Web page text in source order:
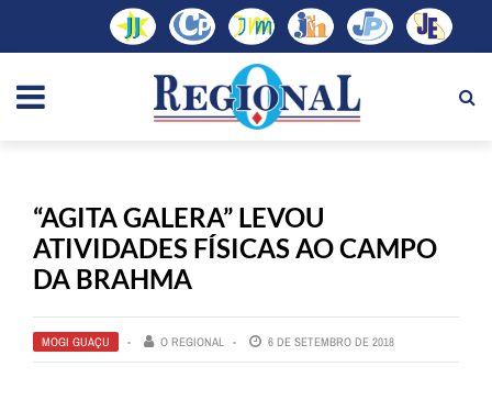
“AGITA GALERA” LEVOU
ATIVIDADES FÍSICAS AO CAMPO
DA BRAHMA
MOGI GUAÇU O REGIONAL 6 DE SETEMBRO DE 2018